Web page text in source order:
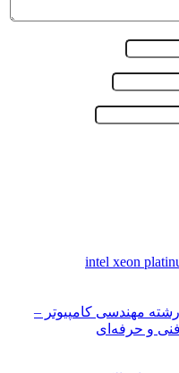
مهندسی کامپیوتر –
و حرفه‌ای